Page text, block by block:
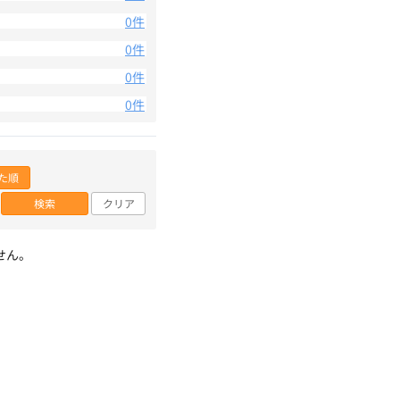
0件
0件
0件
0件
順
検索
クリア
。